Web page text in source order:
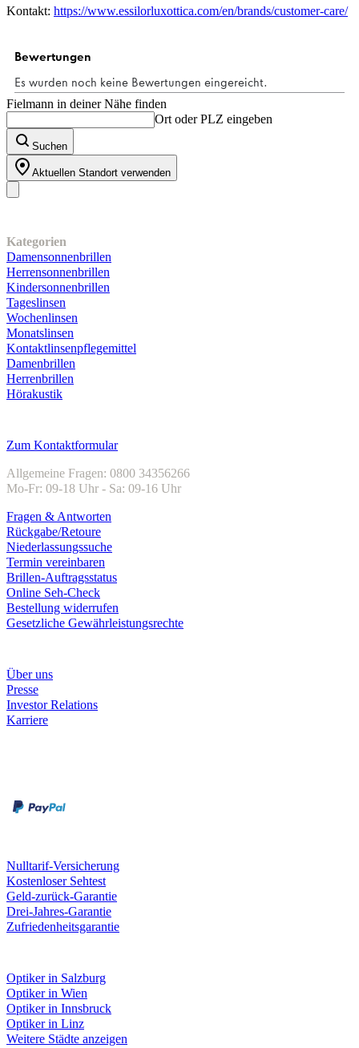
Kontakt: https://www.essilorluxottica.com/en/brands/customer-care/
Fielmann in deiner Nähe finden
Ort oder PLZ eingeben
Suchen
Aktuellen Standort verwenden
Kategorien
Damensonnenbrillen
Herrensonnenbrillen
Kindersonnenbrillen
Tageslinsen
Wochenlinsen
Monatslinsen
Kontaktlinsenpflegemittel
Damenbrillen
Herrenbrillen
Hörakustik
Zum Kontaktformular
Allgemeine Fragen: 0800 34356266
Mo-Fr: 09-18 Uhr - Sa: 09-16 Uhr
Fragen & Antworten
Rückgabe/Retoure
Niederlassungssuche
Termin vereinbaren
Brillen-Auftragsstatus
Online Seh-Check
Bestellung widerrufen
Gesetzliche Gewährleistungsrechte
Über uns
Presse
Investor Relations
Karriere
Nulltarif-Versicherung
Kostenloser Sehtest
Geld-zurück-Garantie
Drei-Jahres-Garantie
Zufriedenheitsgarantie
Optiker in Salzburg
Optiker in Wien
Optiker in Innsbruck
Optiker in Linz
Weitere Städte anzeigen